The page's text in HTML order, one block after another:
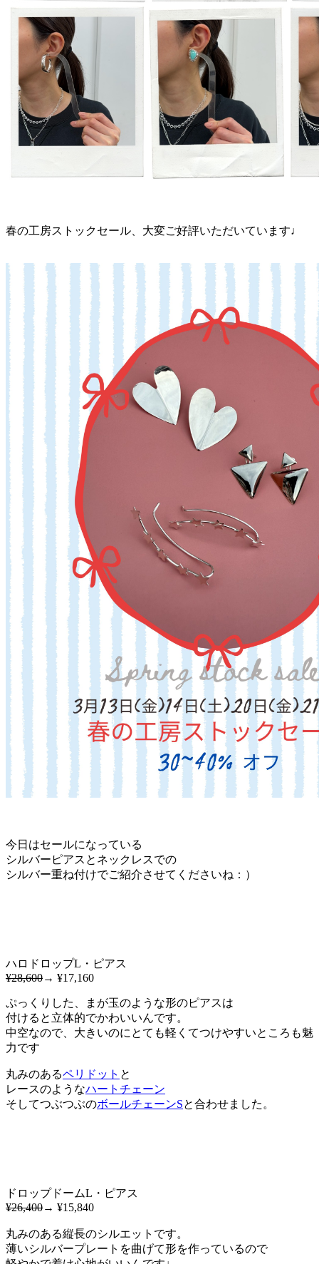
春の工房ストックセール、大変ご好評いただいています♩
今日はセールになっている
シルバーピアスとネックレスでの
シルバー重ね付けでご紹介させてくださいね：）
ハロドロップL・ピアス
¥28,600→ ¥17,160
ぷっくりした、まが玉のような形のピアスは
付けると立体的でかわいいんです。
中空なので、大きいのにとても軽くてつけやすいところも魅
力です
丸みのあるペリドット と
レースのようなハートチェーン
そしてつぶつぶのボールチェーンSと合わせました。
ドロップドームL・ピアス
¥26,400→ ¥15,840
丸みのある縦長のシルエットです。
薄いシルバープレートを曲げて形を作っているので